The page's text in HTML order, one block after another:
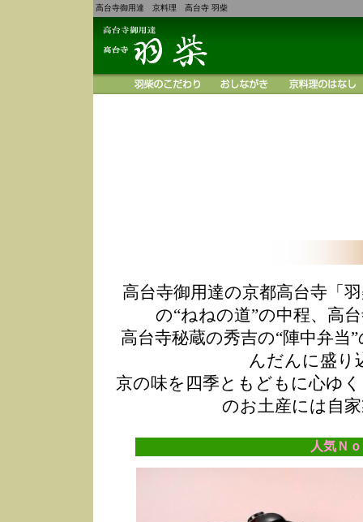
高台寺御用達 京料理 高台寺 羽柴
高台寺御用達の京都高台寺「
の“ねねの道”の中程、高
高台寺秘蔵の秀吉の“陣中弁
んだんに盛り
京の味を四季ともどもに心ゆ
のお土産には自
人気Ｎ